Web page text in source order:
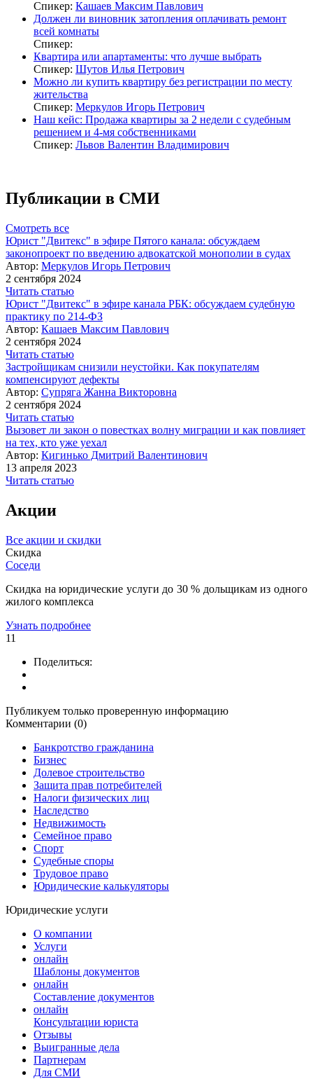
Спикер: Кашаев Максим Павлович
Должен ли виновник затопления оплачивать ремонт
всей комнаты
Спикер:
Квартира или апартаменты: что лучше выбрать
Спикер: Шутов Илья Петрович
Можно ли купить квартиру без регистрации по месту
жительства
Спикер: Меркулов Игорь Петрович
Наш кейс: Продажа квартиры за 2 недели с судебным
решением и 4-мя собственниками
Спикер: Львов Валентин Владимирович
Публикации в СМИ
Смотреть все
Юрист "Двитекс" в эфире Пятого канала: обсуждаем
законопроект по введению адвокатской монополии в судах
Автор: Меркулов Игорь Петрович
2 сентября 2024
Читать статью
Юрист "Двитекс" в эфире канала РБК: обсуждаем судебную
практику по 214-ФЗ
Автор: Кашаев Максим Павлович
2 сентября 2024
Читать статью
Застройщикам снизили неустойки. Как покупателям
компенсируют дефекты
Автор: Супряга Жанна Викторовна
2 сентября 2024
Читать статью
Вызовет ли закон о повестках волну миграции и как повлияет
на тех, кто уже уехал
Автор: Кигинько Дмитрий Валентинович
13 апреля 2023
Читать статью
Акции
Все акции и скидки
Скидка
Соседи
Скидка на юридические услуги до 30 % дольщикам из одного
жилого комплекса
Узнать подробнее
11
Поделиться:
Публикуем только проверенную информацию
Комментарии (0)
Банкротство гражданина
Бизнес
Долевое строительство
Защита прав потребителей
Налоги физических лиц
Наследство
Недвижимость
Семейное право
Спорт
Судебные споры
Трудовое право
Юридические калькуляторы
Юридические услуги
О компании
Услуги
онлайн
Шаблоны документов
онлайн
Составление документов
онлайн
Консультации юриста
Отзывы
Выигранные дела
Партнерам
Для СМИ